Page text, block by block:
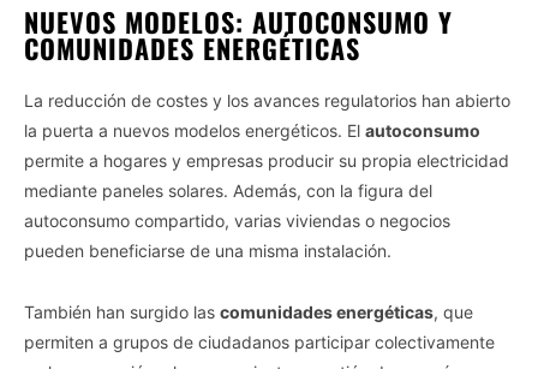
NUEVOS MODELOS: AUTOCONSUMO Y
COMUNIDADES ENERGÉTICAS
La reducción de costes y los avances regulatorios han abierto
la puerta a nuevos modelos energéticos. El autoconsumo
permite a hogares y empresas producir su propia electricidad
mediante paneles solares. Además, con la figura del
autoconsumo compartido, varias viviendas o negocios
pueden beneficiarse de una misma instalación.
También han surgido las comunidades energéticas, que
permiten a grupos de ciudadanos participar colectivamente